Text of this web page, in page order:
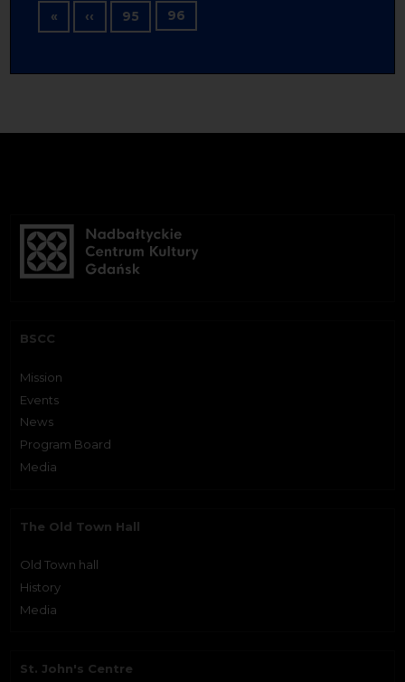
Pagination
«First page
‹‹ Previous page
95 96
BSCC
Mission
Events
News
Program Board
Media
The Old Town Hall
Old Town hall
History
Media
St. John's Centre